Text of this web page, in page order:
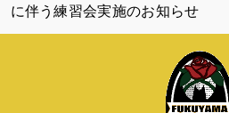
に伴う練習会実施のお知らせ